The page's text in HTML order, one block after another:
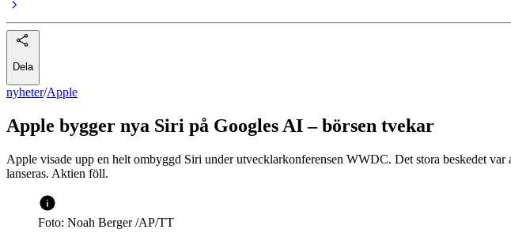
Dela
nyheter/Apple
Apple bygger nya Siri på Googles AI – börsen tvekar
Apple visade upp en helt ombyggd Siri under utvecklarkonferensen WWDC. Det stora beskedet
lanseras. Aktien föll.
Foto: Noah Berger /AP/TT